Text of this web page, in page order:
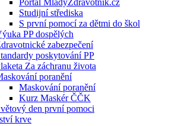
Portál MladyZdravotnik.cz
Studijní střediska
S první pomocí za dětmi do škol
PP dospělých
zabezpečení
poskytování PP
Za záchranu života
poranění
Maskování poranění
Kurz Maskér ČČK
den první pomoci
krve